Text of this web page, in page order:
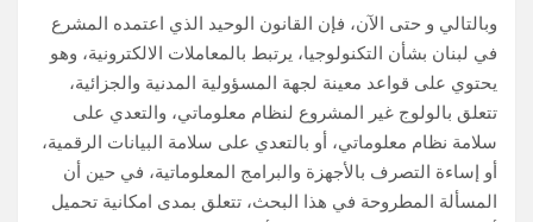
وبالتالي و حتى الآن، فإن القانون الوحيد الذي اعتمده المشرع
في لبنان بشأن التكنولوجيا، يرتبط بالمعاملات الالكترونية، وهو
يحتوي على قواعد معينة لجهة المسؤولية المدنية والجزائية،
تتعلق بالولوج غير المشروع لنظام معلوماتي، والتعدي على
سلامة نظام معلوماتي، أو بالتعدي على سلامة البيانات الرقمية،
أو إساءة التصرف بالأجهزة والبرامج المعلوماتية، في حين أن
المسألة المطروحة في هذا البحث، تتعلق بمدى امكانية تحميل